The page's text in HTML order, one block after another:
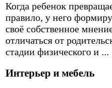
Когда ребенок
правило, у него
своё собственное
отличаться от
стадии физического и ...
Интерьер и мебель